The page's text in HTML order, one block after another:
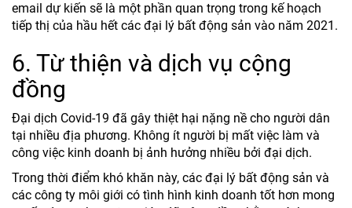
email dự kiến sẽ là một phần quan trọng trong kế hoạch
tiếp thị của hầu hết các đại lý bất động sản vào năm 2021.
6. Từ thiện và dịch vụ cộng
đồng
Đại dịch Covid-19 đã gây thiệt hại nặng nề cho người dân
tại nhiều địa phương. Không ít người bị mất việc làm và
công việc kinh doanh bị ảnh hưởng nhiều bởi đại dịch.
Trong thời điểm khó khăn này, các đại lý bất động sản và
các công ty môi giới có tình hình kinh doanh tốt hơn mong